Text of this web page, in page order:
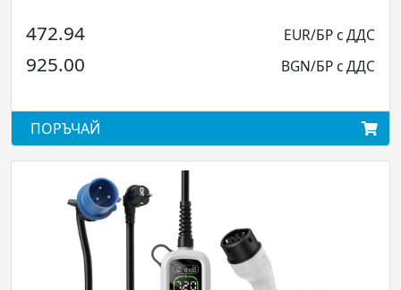
472.94 EUR/БР с ДДС
925.00 BGN/БР с ДДС
ПОРЪЧАЙ